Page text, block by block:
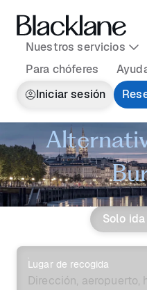
Nuestros servicios
Para chóferes
Iniciar sesión
Solo ida
Lugar de recogida